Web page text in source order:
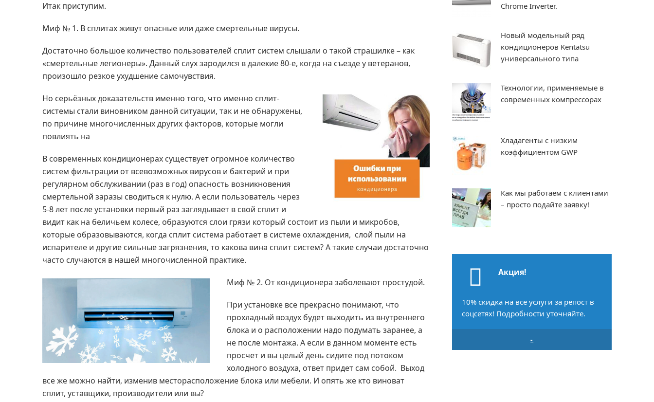
Итак приступим.
Миф № 1. В сплитах живут опасные или даже смертельные вирусы.
Достаточно большое количество пользователей сплит систем слышали о такой страшилке – как
«смертельные легионеры». Данный слух зародился в далекие 80-е, когда на съезде у ветеранов,
произошло резкое ухудшение самочувствия.
Но серьёзных доказательств именно того, что именно сплит-
системы стали виновником данной ситуации, так и не обнаружены,
по причине многочисленных других факторов, которые могли
повлиять на
В современных кондиционерах существует огромное количество
систем фильтрации от всевозможных вирусов и бактерий и при
регулярном обслуживании (раз в год) опасность возникновения
смертельной заразы сводиться к нулю. А если пользователь через
5-8 лет после установки первый раз заглядывает в свой сплит и
видит как на беличьем колесе, образуются слои грязи который состоит из пыли и микробов,
которые образовываются, когда сплит система работает в системе охлаждения, слой пыли на
испарителе и другие сильные загрязнения, то какова вина сплит систем? А такие случаи достаточно
часто случаются в нашей многочисленной практике.
Миф № 2. От кондиционера заболевают простудой.
При установке все прекрасно понимают, что
прохладный воздух будет выходить из внутреннего
блока и о расположении надо подумать заранее, а
не после монтажа. А если в данном моменте есть
просчет и вы целый день сидите под потоком
холодного воздуха, ответ придет сам собой. Выход
все же можно найти, изменив месторасположение блока или мебели. И опять же кто виноват
сплит, уставщики, производители или вы?
Chrome Inverter.
Новый модельный ряд
кондиционеров Kentatsu
универсального типа
Технологии, применяемые в
современных компрессорах
Хладагенты с низким
коэффициентом GWP
Как мы работаем с клиентами
– просто подайте заявку!
Акция!
10% скидка на все услуги за репост в
соцсетях! Подробности уточняйте.
-